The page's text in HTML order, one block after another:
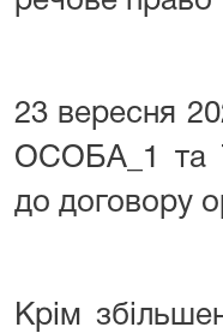
23 вересня
ОСОБА_1 та
до договору
Крім